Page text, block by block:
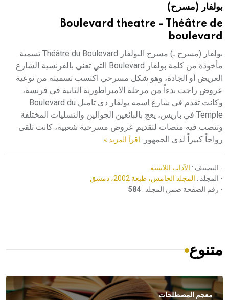
هيئة الموسوعة العربية تطلق موسوعات جديدة في عام 2026بولفار (مسرح)
Boulevard theatre - Théâtre de
boulevard
بولفار (مسرح ـ) مسرح البولفار Théâtre du Boulevard تسمية
مأخوذة من كلمة بولفار Boulevard التي تعني بالفرنسية الشارع
العريض أو الجادة، وهو شكل مسرحي اكتسب تسميته من نوعية
عروض راجت بدءاً من مرحلة الامبراطورية الثانية في فرنسة،
وكانت تقدم في شارع اسمه بولفار دي تامبل Boulevard du
Temple في باريس، يعج بالبائعين الجوالين والتسليات المختلفة
وتنصب فيه منصات لتقديم عروض مسرحية شعبية، كانت تلقى
رواجاً كبيراً لدى الجمهور. اقرأ المزيد »
- التصنيف : الآداب اللاتينية
- المجلد : المجلد الخامس، طبعة 2002، دمشق
- رقم الصفحة ضمن المجلد : 584
متنوع
معجم المصطلحات